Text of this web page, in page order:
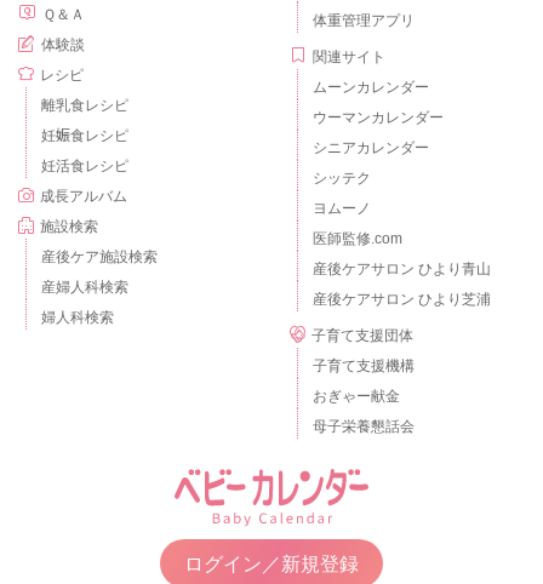
Ｑ＆Ａ
体験談
レシピ
離乳食レシピ
妊娠食レシピ
妊活食レシピ
成長アルバム
施設検索
産後ケア施設検索
産婦人科検索
婦人科検索
体重管理アプリ
関連サイト
ムーンカレンダー
ウーマンカレンダー
シニアカレンダー
シッテク
ヨムーノ
医師監修.com
産後ケアサロン ひより青山
産後ケアサロン ひより芝浦
子育て支援団体
子育て支援機構
おぎゃー献金
母子栄養懇話会
ログイン／新規登録